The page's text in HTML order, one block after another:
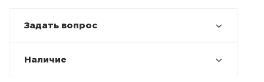
Задать вопрос
Наличие